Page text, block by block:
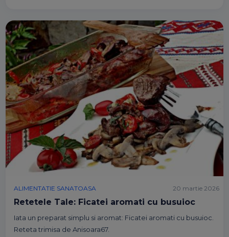
ALIMENTATIE SANATOASA
Retetele Tale: Ficatei aromati cu busuioc
Iata un preparat simplu si aromat: Ficatei aromati cu busuioc.
Reteta trimisa de Anisoara67.
20 martie 2026